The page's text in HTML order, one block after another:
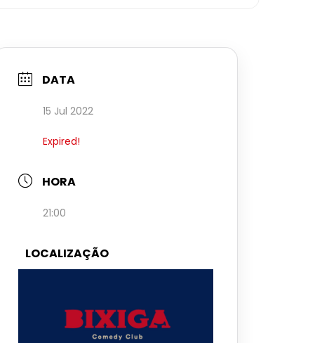
DATA
15 Jul 2022
Expired!
HORA
21:00
LOCALIZAÇÃO